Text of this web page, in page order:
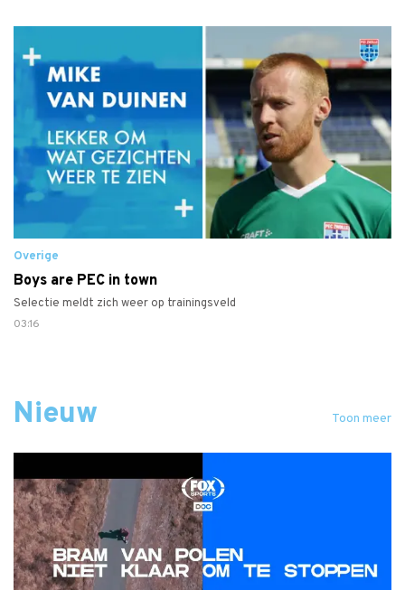
Overige
Boys are PEC in town
Selectie meldt zich weer op trainingsveld
03:16
Nieuw Toon meer